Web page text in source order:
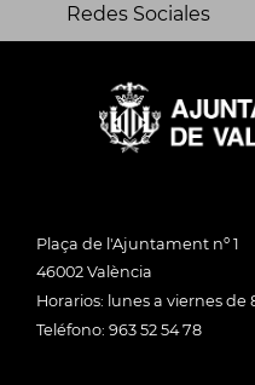
Redes Sociales
Plaça de l'Ajuntament nº 1
46002 València
Horarios: lunes a viernes de
Teléfono: 963 52 54 78